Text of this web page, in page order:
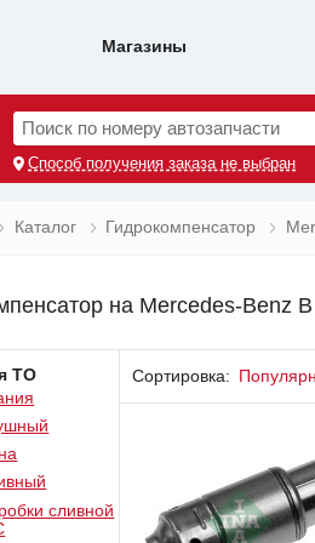
Магазины
Поиск по номеру автозапчасти
Способ получения заказа не выбран
Каталог Гидрокомпенсатор
на Mercedes-Benz
ТО
сливной
Сортировка: